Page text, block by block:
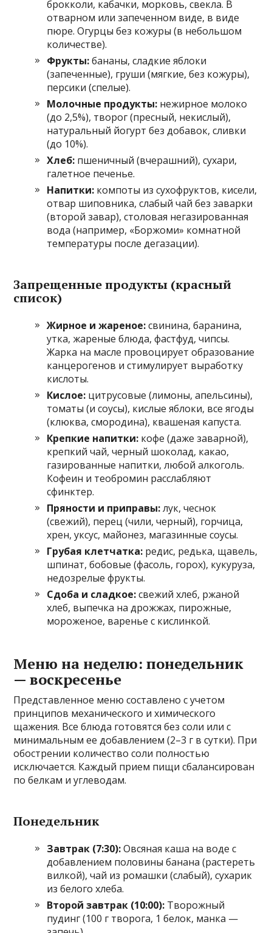
брокколи, кабачки, морковь, свекла. В
отварном или запеченном виде, в виде
пюре. Огурцы без кожуры (в небольшом
количестве).
Фрукты:бананы, сладкие яблоки
(запеченные), груши (мягкие, без кожуры),
персики (спелые).
Молочные продукты: нежирное молоко
(до 2,5%), творог (пресный, некислый),
натуральный йогурт без добавок, сливки
(до 10%).
Хлеб: пшеничный (вчерашний), сухари,
галетное печенье.
Напитки: компоты из сухофруктов, кисели,
отвар шиповника, слабый чай без заварки
(второй завар), столовая негазированная
вода (например, «Боржоми» комнатной
температуры после дегазации).
Запрещенные продукты (красный
список)
Жирное и жареное:свинина, баранина,
утка, жареные блюда, фастфуд, чипсы.
Жарка на масле провоцирует образование
канцерогенов и стимулирует выработку
кислоты.
Кислое: цитрусовые (лимоны, апельсины),
томаты (и соусы), кислые яблоки, все ягоды
(клюква, смородина), квашеная капуста.
Крепкие напитки: кофе (даже заварной),
крепкий чай, черный шоколад, какао,
газированные напитки, любой алкоголь.
Кофеин и теобромин расслабляют
сфинктер.
Пряности и приправы:лук, чеснок
(свежий), перец (чили, черный), горчица,
хрен, уксус, майонез, магазинные соусы.
Грубая клетчатка: редис, редька, щавель,
шпинат, бобовые (фасоль, горох), кукуруза,
недозрелые фрукты.
Сдоба и сладкое:свежий хлеб, ржаной
хлеб, выпечка на дрожжах, пирожные,
мороженое, варенье с кислинкой.
Меню на неделю: понедельник
— воскресенье
Представленное меню составлено с учетом
принципов механического и химического
щажения. Все блюда готовятся без соли или с
минимальным ее добавлением (2–3 г в сутки). При
обострении количество соли полностью
исключается. Каждый прием пищи сбалансирован
по белкам и углеводам.
Понедельник
Завтрак (7:30):Овсяная каша на воде с
добавлением половины банана (растереть
вилкой), чай из ромашки (слабый), сухарик
из белого хлеба.
Второй завтрак (10:00): Творожный
пудинг (100 г творога, 1 белок, манка —